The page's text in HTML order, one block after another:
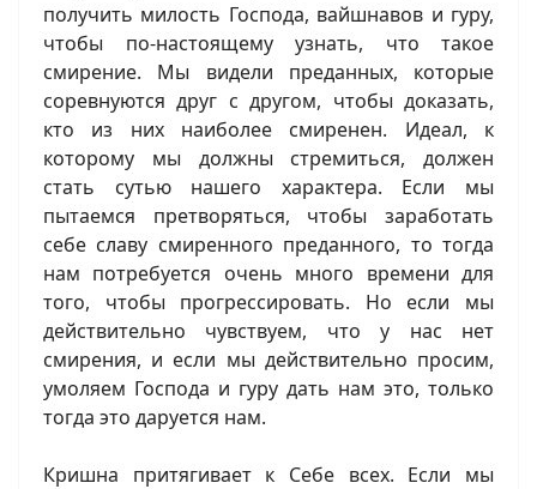
получить милость Господа, вайшнавов и гуру,
чтобы по-настоящему узнать, что такое
смирение. Мы видели преданных, которые
соревнуются друг с другом, чтобы доказать,
кто из них наиболее смиренен. Идеал, к
которому мы должны стремиться, должен
стать сутью нашего характера. Если мы
пытаемся претворяться, чтобы заработать
себе славу смиренного преданного, то тогда
нам потребуется очень много времени для
того, чтобы прогрессировать. Но если мы
действительно чувствуем, что у нас нет
смирения, и если мы действительно просим,
умоляем Господа и гуру дать нам это, только
тогда это даруется нам.
Кришна притягивает к Себе всех. Если мы